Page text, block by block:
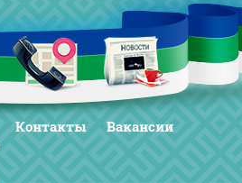
Контакты Вакансии